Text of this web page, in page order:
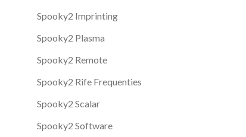
Spooky2 Imprinting
Spooky2 Plasma
Spooky2 Remote
Spooky2 Rife Frequenties
Spooky2 Scalar
Spooky2 Software